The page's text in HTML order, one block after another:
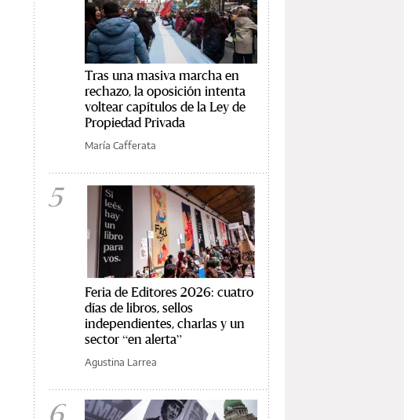
Tras una masiva marcha en
rechazo, la oposición intenta
voltear capítulos de la Ley de
Propiedad Privada
María Cafferata
5
Feria de Editores 2026: cuatro
días de libros, sellos
independientes, charlas y un
sector “en alerta”
Agustina Larrea
6